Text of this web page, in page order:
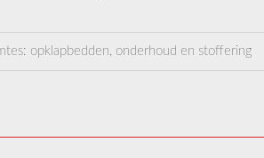
opklapbedden, onderhoud en stoffering